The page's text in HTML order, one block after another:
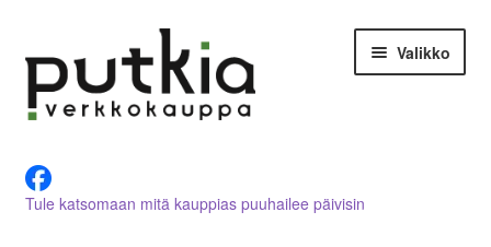
navigointiin
sisältöön
Valikko
Tietoja meistä
Tule katsomaan mitä kauppias puuhailee päivisin